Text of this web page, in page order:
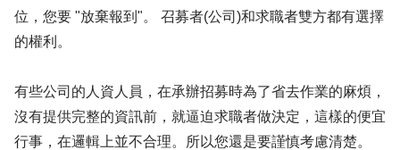
位，您要 "放棄報到"。 召募者(公司)和求職者雙方都有選擇
的權利。
有些公司的人資人員，在承辦招募時為了省去作業的麻煩，
沒有提供完整的資訊前，就逼迫求職者做決定，這樣的便宜
行事，在邏輯上並不合理。所以您還是要謹慎考慮清楚。